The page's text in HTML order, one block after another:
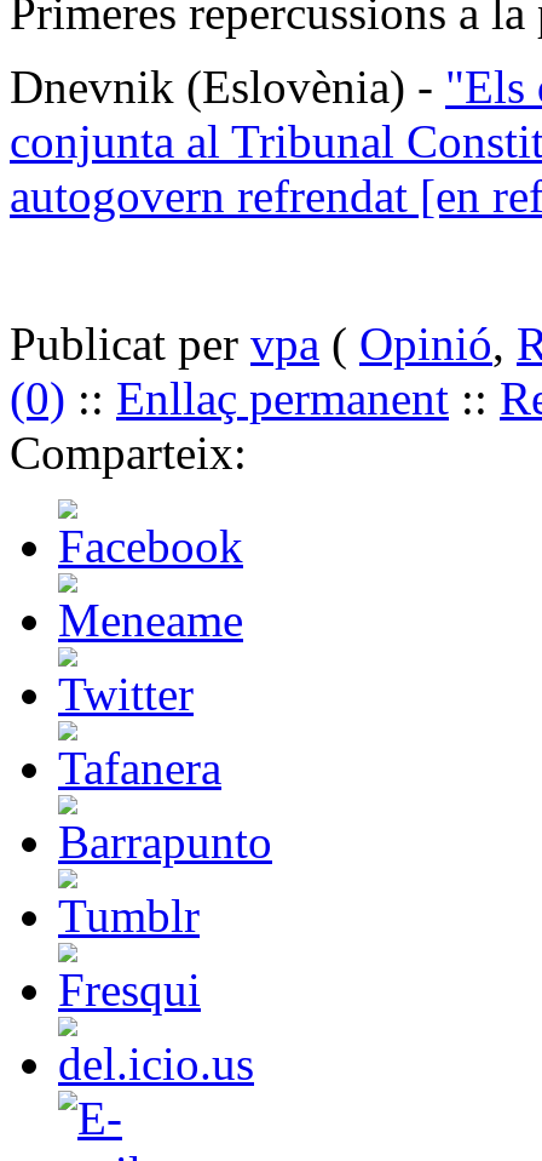
Primeres repercussions a
Dnevnik (Eslovènia) - "Els
conjunta al Tribunal
autogovern refrendat [en
Publicat per vpa ( Opinió,
(0) :: Enllaç permanent ::
Comparteix: